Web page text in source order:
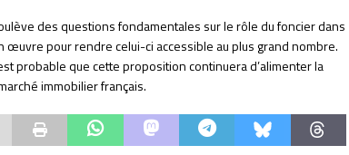
des questions fondamentales sur le rôle du foncier dans
œuvre pour rendre celui-ci accessible au plus grand nombre.
probable que cette proposition continuera d’alimenter la
immobilier français.